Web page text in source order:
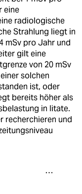
eine
radiologische
Strahlung liegt in
mSv pro Jahr und
gilt eine
von 20 mSv
solchen
ist, oder
bereits höher als
in Iitate.
recherchieren und